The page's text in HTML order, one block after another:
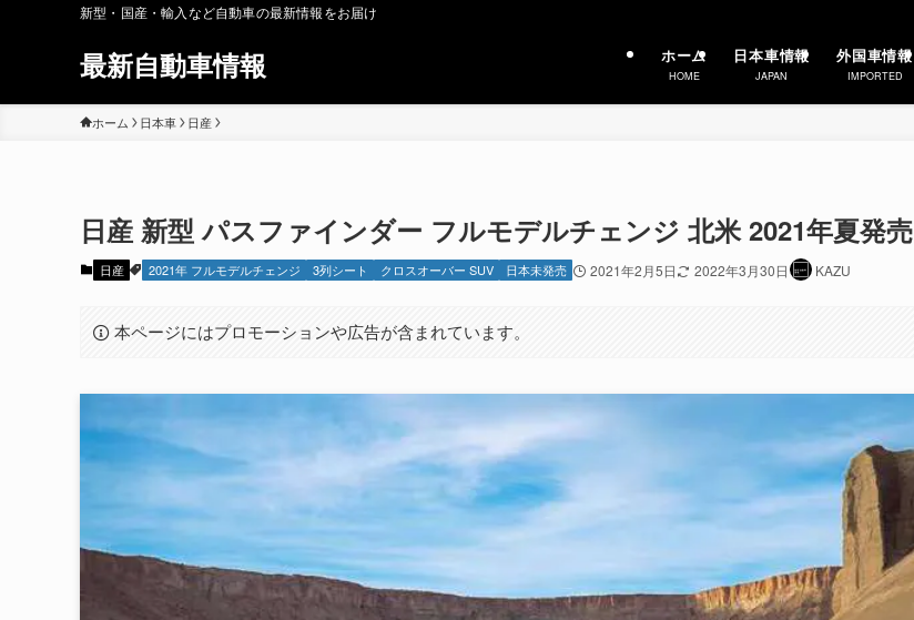
新型・国産・輸入など自動車の最新情報をお届け
最新自動車情報 ホーム
HOME
日本車情報
JAPAN
外国車情報
IMPORTED
ホーム 日本車 日産
日産 新型 パスファインダー フルモデルチェンジ 北米 2021年夏発売
日産 2021年 フルモデルチェンジ 3列シート クロスオーバー SUV 日本未発売 2021年2月5日 2022年3月30日 KAZU
本ページにはプロモーションや広告が含まれています。